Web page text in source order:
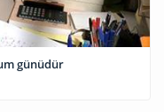
günüdür